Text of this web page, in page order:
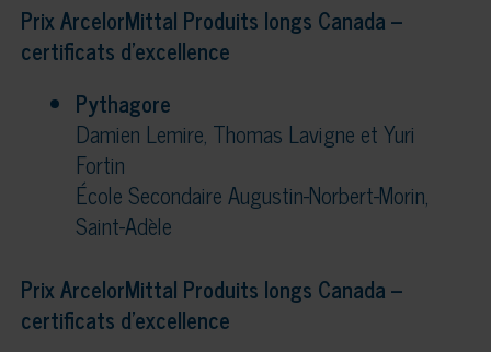
Prix ArcelorMittal Produits longs Canada –
certificats d’excellence
Pythagore
Damien Lemire, Thomas Lavigne et Yuri
Fortin
École Secondaire Augustin-Norbert-Morin,
Saint-Adèle
Prix ArcelorMittal Produits longs Canada –
certificats d’excellence